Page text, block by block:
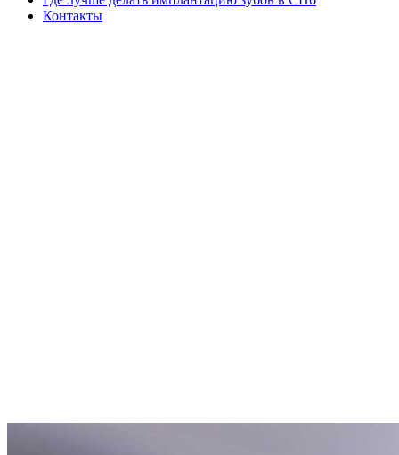
Контакты